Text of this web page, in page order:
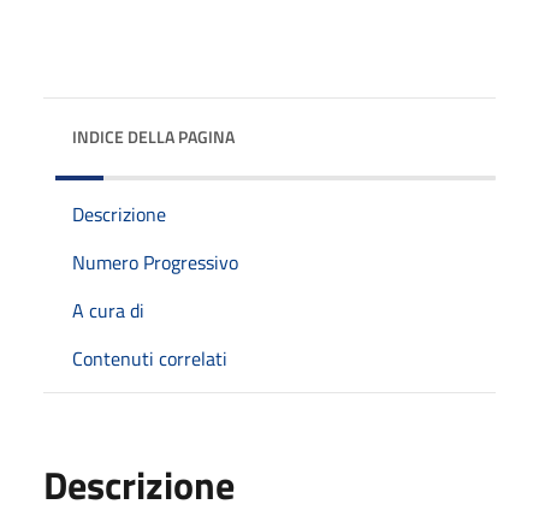
INDICE DELLA PAGINA
Descrizione
Numero Progressivo
A cura di
Contenuti correlati
Descrizione